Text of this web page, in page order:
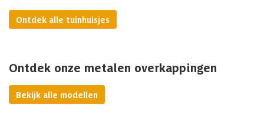
Ontdek alle tuinhuisjes
Ontdek onze metalen overkappingen
Bekijk alle modellen